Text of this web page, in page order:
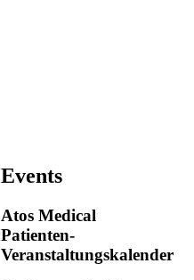
Events
Atos Medical
Patienten-
Veranstaltungskalender